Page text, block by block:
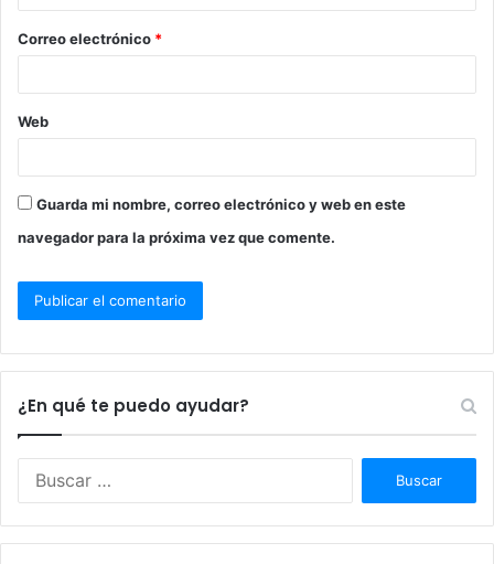
*
Correo electrónico *
Web
Guarda mi nombre, correo electrónico y web en este
navegador para la próxima vez que comente.
¿En qué te puedo ayudar?